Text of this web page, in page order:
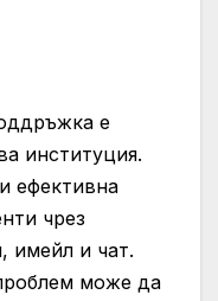
е
институция.
ефективна
чрез
имейл и чат.
може да